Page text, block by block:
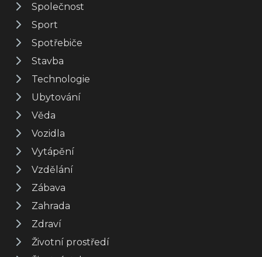
Společnost
Sport
Spotřebiče
Stavba
Technologie
Ubytování
Věda
Vozidla
Vytápění
Vzdělání
Zábava
Zahrada
Zdraví
Životní prostředí